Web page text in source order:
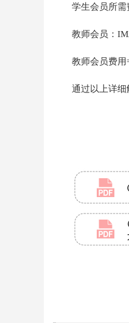
学生会员所需
教师会员：
教师会员费用
通过以上详细